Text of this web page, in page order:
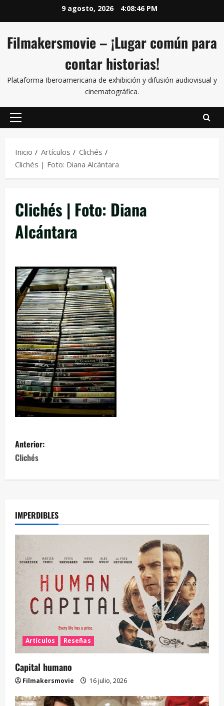
9 agosto, 2026 4:08:46 PM
Filmakersmovie – ¡Lugar común para
contar historias!
Plataforma Iberoamericana de exhibición y difusión audiovisual y
cinematográfica.
Inicio Artículos
Clichés
Clichés | Foto: Diana Alcántara
Clichés | Foto: Diana
Alcántara
Anterior:
Clichés
IMPERDIBLES
Artículos Reseñas
Capital humano
Filmakersmovie 16 julio, 2026